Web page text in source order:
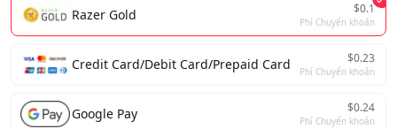
Razer Gold $0.1
Phí Chuyển khoản
Credit Card/Debit Card/Prepaid Card $0.23
Phí Chuyển khoản
Google Pay $0.24
Phí Chuyển khoản